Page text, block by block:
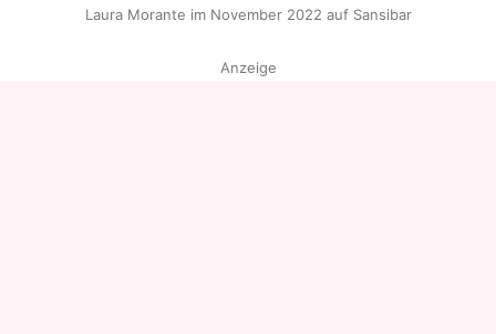
Laura Morante im November 2022 auf Sansibar
Anzeige